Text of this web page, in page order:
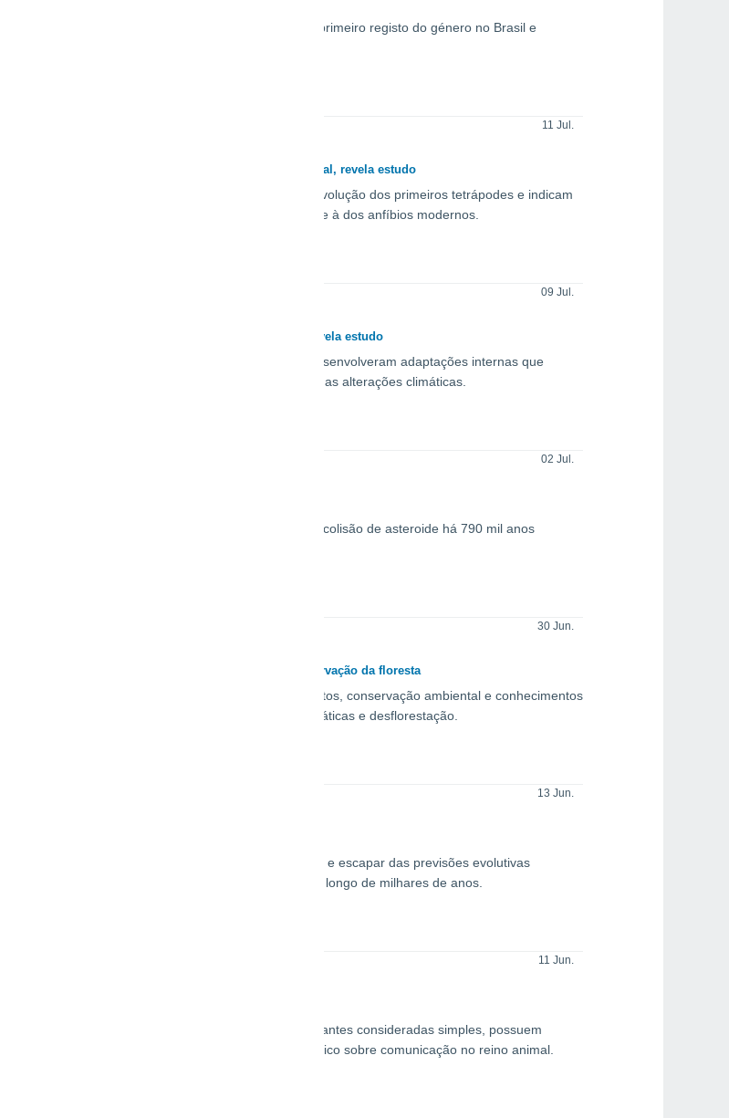
Ângelo, em Minas Gerais, a Oplonia doceana é o primeiro registo do género no Brasil e
11 Jul.
ambiente terrestre pode ter crescido sem fase larval, revela estudo
nascidos desafiam hipótese tradicional sobre a evolução dos primeiros tetrápodes e indicam
diretamente, sem passar por metamorfose semelhante à dos anfíbios modernos.
09 Jul.
limites físicos para transportar água e resistir à seca, revela estudo
mostra que espécies tropicais com até 70 metros desenvolveram adaptações internas que
de água e ampliam a sua resistência aos efeitos das alterações climáticas.
02 Jul.
de impacto na região de Ora Banda e sugere que colisão de asteroide há 790 mil anos
30 Jun.
que desafiam a agricultura moderna e reforçam a conservação da floresta
4.500 anos, as chagras combinam produção de alimentos, conservação ambiental e conhecimentos
ameaças crescentes como mineração, alterações climáticas e desflorestação.
13 Jun.
intriga cientistas ao manter diversidade genética e escapar das previsões evolutivas
alternativos de sobrevivência e adaptação ao longo de milhares de anos.
11 Jun.
artificial revelam que vocalizações de animais, antes consideradas simples, possuem
específicos, ampliando o entendimento científico sobre comunicação no reino animal.